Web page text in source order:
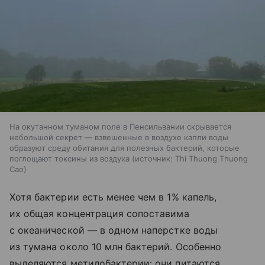
На окутанном туманом поле в Пенсильвании скрывается
небольшой секрет — взвешенные в воздухе капли воды
образуют среду обитания для полезных бактерий, которые
поглощают токсины из воздуха
источник: Thi Thuong Thuong
Cao
Хотя бактерии есть менее чем в 1% капель,
их общая концентрация сопоставима
с океанической — в одном наперстке воды
из тумана около 10 млн бактерий. Особенно